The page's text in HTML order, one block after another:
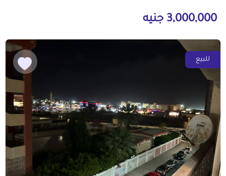
3,000,000 جنيه
للبيع